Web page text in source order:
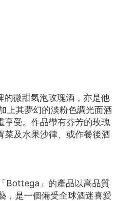
微甜氣泡玫瑰酒，亦是他
上其夢幻的淡粉色調光面酒
享受。作品帶有芬芳的玫瑰
菜及水果沙律、或作餐後酒
Bottega」的產品以高品質
，是一個備受全球酒迷喜愛